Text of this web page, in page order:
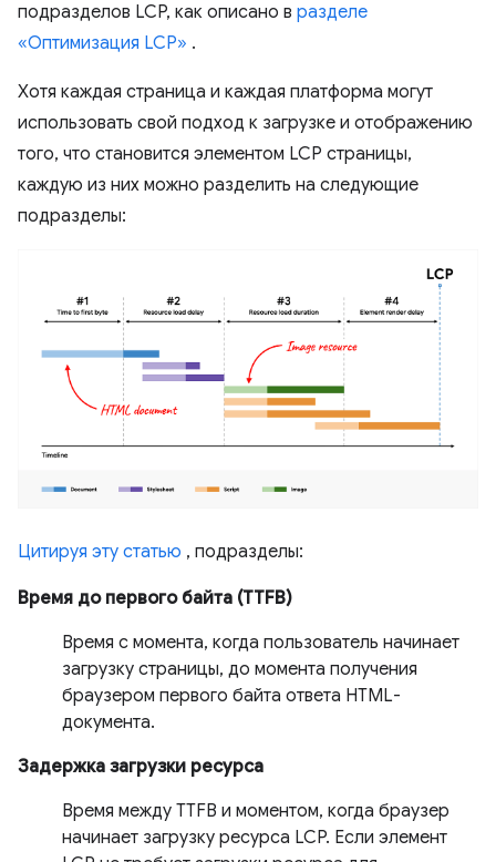
подразделов LCP, как описано в разделе
«Оптимизация LCP» .
Хотя каждая страница и каждая платформа могут
использовать свой подход к загрузке и отображению
того, что становится элементом LCP страницы,
каждую из них можно разделить на следующие
подразделы:
Цитируя эту статью , подразделы:
Время до первого байта (TTFB)
Время с момента, когда пользователь начинает
загрузку страницы, до момента получения
браузером первого байта ответа HTML-
документа.
Задержка загрузки ресурса
Время между TTFB и моментом, когда браузер
начинает загрузку ресурса LCP. Если элемент